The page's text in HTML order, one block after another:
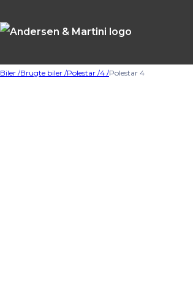
Biler /Brugte biler /Polestar /4 /Polestar 4